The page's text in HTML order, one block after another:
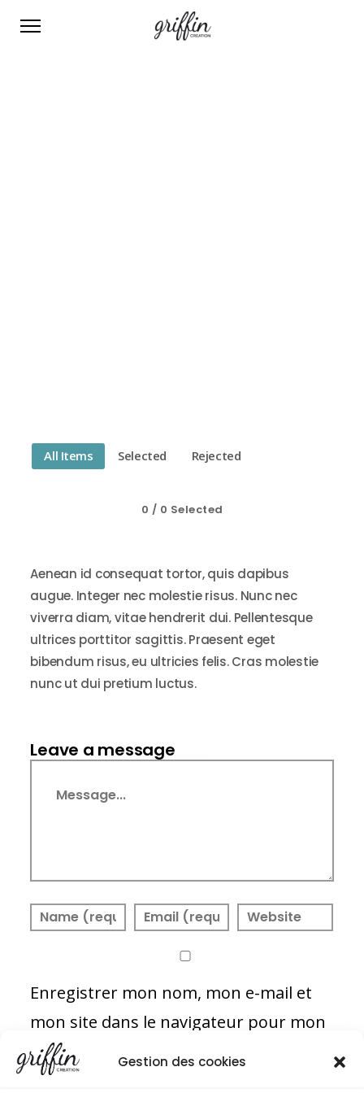
Gestion des cookies
All Items Selected Rejected
0 / 0 Selected
Aenean id consequat tortor, quis dapibus
augue. Integer nec molestie risus. Nunc nec
viverra diam, vitae hendrerit dui. Pellentesque
ultrices porttitor sagittis. Praesent eget
bibendum risus, eu ultricies felis. Cras molestie
nunc ut dui pretium luctus.
Leave a message
Enregistrer mon nom, mon e-mail et
mon site dans le navigateur pour mon
prochain commentaire.